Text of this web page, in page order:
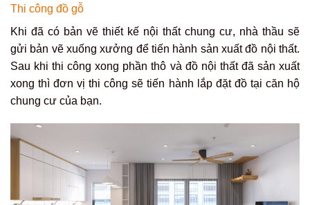
Thi công đồ gỗ
Khi đã có bản vẽ thiết kế nội thất chung cư, nhà thầu sẽ
gửi bản vẽ xuống xưởng để tiến hành sản xuất đồ nội thất.
Sau khi thi công xong phần thô và đồ nội thất đã sản xuất
xong thì đơn vị thi công sẽ tiến hành lắp đặt đồ tại căn hộ
chung cư của bạn.